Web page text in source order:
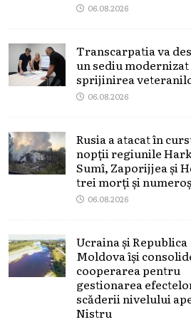
06.08.2026
Transcarpatia va
un sediu
sprijinirea
06.08.2026
Rusia a atacat în
nopții regiunile
Sumî, Zaporijjea și
trei morți și
06.08.2026
Ucraina și Republica
Moldova își
cooperarea pentru
gestionarea
scăderii nivelului
Nistru